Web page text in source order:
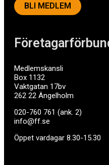
Medlemskansli
Box 1132
Vaktgatan 17bv
262 22 Ängelholm
020-760 761 (ank. 2)
info@ff.se
Öppet vardagar 8.30-15.30
BLI MEDLEM